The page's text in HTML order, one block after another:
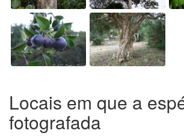
Locais em que a
fotografada